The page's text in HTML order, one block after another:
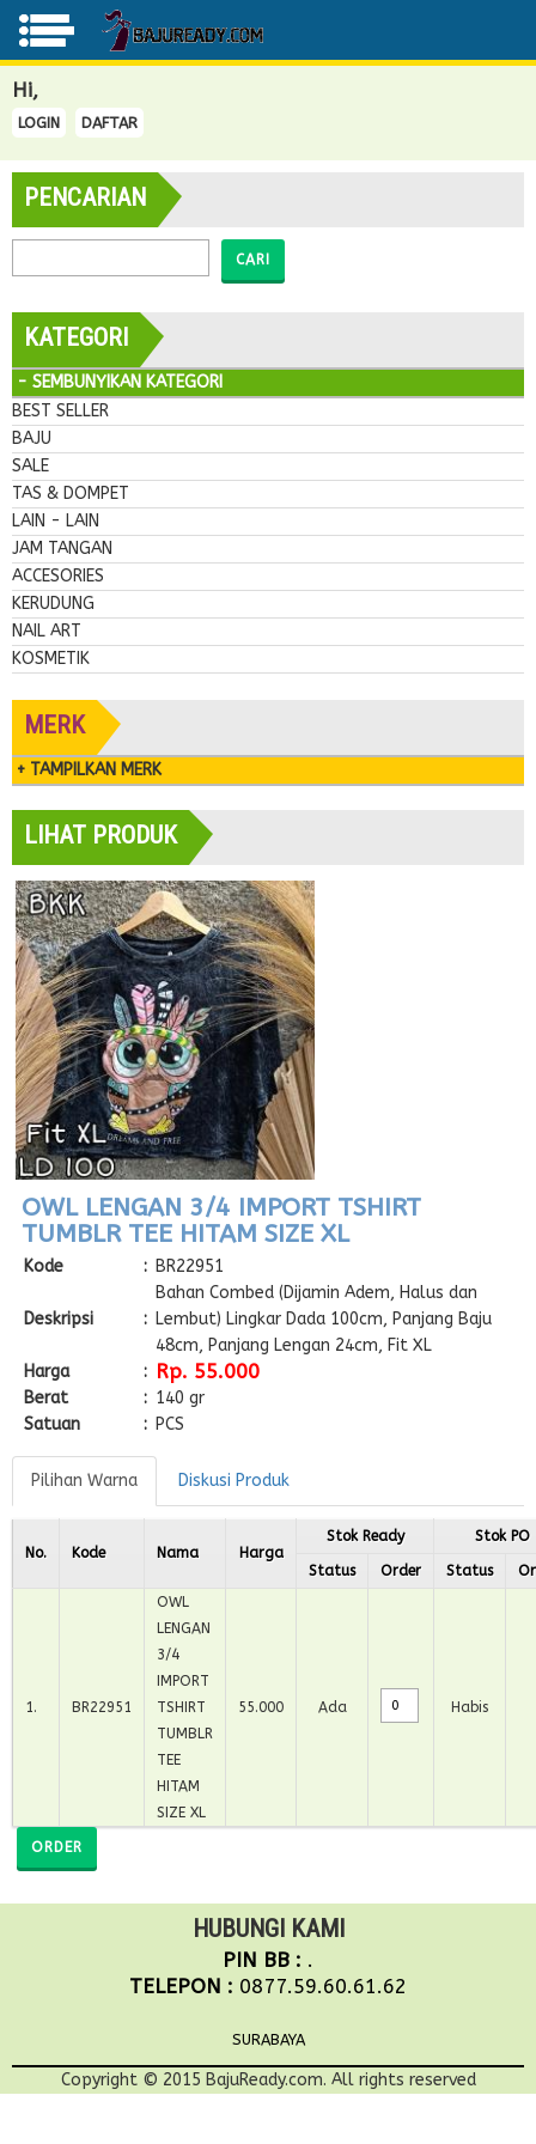
Hi,
LOGIN DAFTAR
PENCARIAN
CARI
KATEGORI
- SEMBUNYIKAN KATEGORI
BEST SELLER
BAJU
SALE
TAS & DOMPET
LAIN - LAIN
JAM TANGAN
ACCESORIES
KERUDUNG
NAIL ART
KOSMETIK
MERK
+ TAMPILKAN MERK
LIHAT PRODUK
OWL LENGAN 3/4 IMPORT TSHIRT
TUMBLR TEE HITAM SIZE XL
Kode : BR22951
Deskripsi :
Bahan Combed (Dijamin Adem, Halus dan
Lembut) Lingkar Dada 100cm, Panjang Baju
48cm, Panjang Lengan 24cm, Fit XL
Harga
: Rp. 55.000
Berat : 140 gr
Satuan
: PCS
Pilihan Warna Diskusi Produk
No. Kode Nama Harga
Stok Ready Stok PO
Status Order Status
1. BR22951
OWL
LENGAN
3/4
IMPORT
TSHIRT
TUMBLR
TEE
HITAM
SIZE XL
55.000 Ada Habis
ORDER
HUBUNGI KAMI
PIN BB : .
TELEPON : 0877.59.60.61.62
SURABAYA
Copyright © 2015 BajuReady.com. All rights reserved